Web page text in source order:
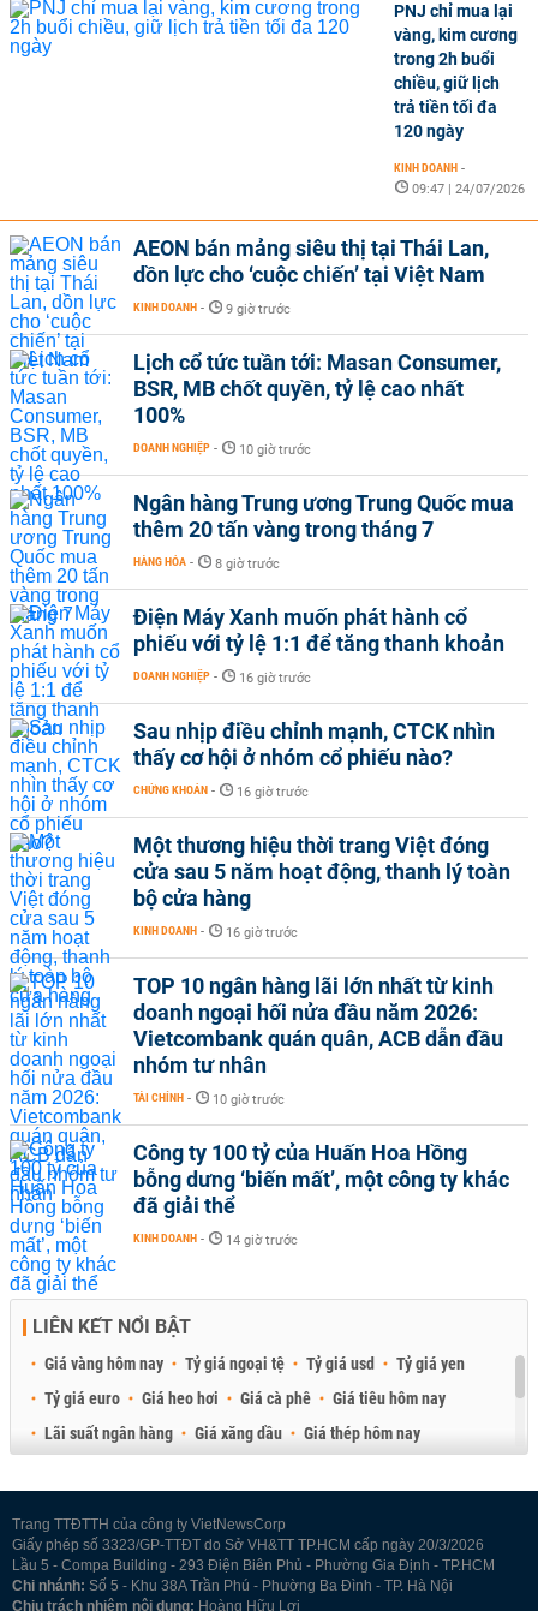
PNJ chỉ mua lại
vàng, kim cương
trong 2h buổi
chiều, giữ lịch
trả tiền tối đa
120 ngày
KINH DOANH -
09:47 | 24/07/2026
AEON bán mảng siêu thị tại Thái Lan,
dồn lực cho ‘cuộc chiến’ tại Việt Nam
KINH DOANH - 9 giờ trước
Lịch cổ tức tuần tới: Masan Consumer,
BSR, MB chốt quyền, tỷ lệ cao nhất
100%
DOANH NGHIỆP - 10 giờ trước
Ngân hàng Trung ương Trung Quốc mua
thêm 20 tấn vàng trong tháng 7
HÀNG HÓA - 8 giờ trước
Điện Máy Xanh muốn phát hành cổ
phiếu với tỷ lệ 1:1 để tăng thanh khoản
DOANH NGHIỆP - 16 giờ trước
Sau nhịp điều chỉnh mạnh, CTCK nhìn
thấy cơ hội ở nhóm cổ phiếu nào?
CHỨNG KHOÁN - 16 giờ trước
Một thương hiệu thời trang Việt đóng
cửa sau 5 năm hoạt động, thanh lý toàn
bộ cửa hàng
KINH DOANH - 16 giờ trước
TOP 10 ngân hàng lãi lớn nhất từ kinh
doanh ngoại hối nửa đầu năm 2026:
Vietcombank quán quân, ACB dẫn đầu
nhóm tư nhân
TÀI CHÍNH - 10 giờ trước
Công ty 100 tỷ của Huấn Hoa Hồng
bỗng dưng ‘biến mất’, một công ty khác
đã giải thể
KINH DOANH - 14 giờ trước
LIÊN KẾT NỔI BẬT
Giá vàng hôm nay Tỷ giá ngoại tệ Tỷ giá usd
Tỷ giá yen
Tỷ giá euro
Giá heo hơi Giá cà phê
Giá tiêu hôm nay
Lãi suất ngân hàng
Giá xăng dầu
Giá thép hôm nay
Trang TTĐTTH của công ty VietNewsCorp
Giấy phép số 3323/GP-TTĐT do Sở VH&TT TP.HCM cấp ngày 20/3/2026
Lầu 5 - Compa Building - 293 Điện Biên Phủ - Phường Gia Định - TP.HCM
Chi nhánh: Số 5 - Khu 38A Trần Phú - Phường Ba Đình - TP. Hà Nội
Chịu trách nhiệm nội dung: Hoàng Hữu Lợi